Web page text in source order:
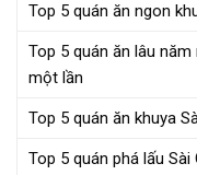
Top 5 quán ăn ngon
Top 5 quán ăn lâu
một lần
Top 5 quán ăn khuya
Top 5 quán phá lấu